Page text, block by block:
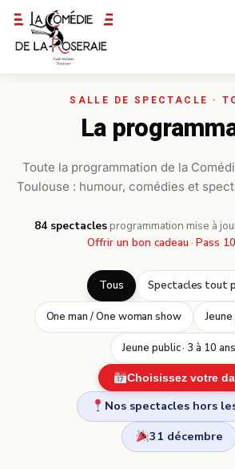
Passer au contenu principal
La
Toute la programmation de la
Toulouse : humour, comédies et
84 spectacles· programmation mise à
Offrir un bon cadeau · Pass
Tous Spectacles tout
One man / One woman show Jeune
Jeune public · 3 à 10 ans
Choisissez votre
Nos spectacles hors
31 décembre